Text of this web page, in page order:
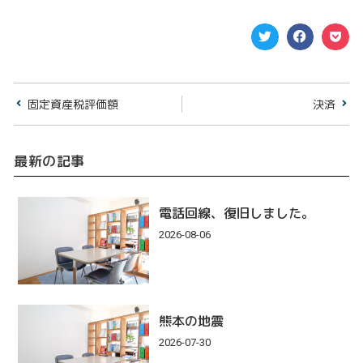
固定資産税評価額 決済
最新の記事
電話回線、復旧しました。
2026-08-06
熊本の地震
2026-07-30